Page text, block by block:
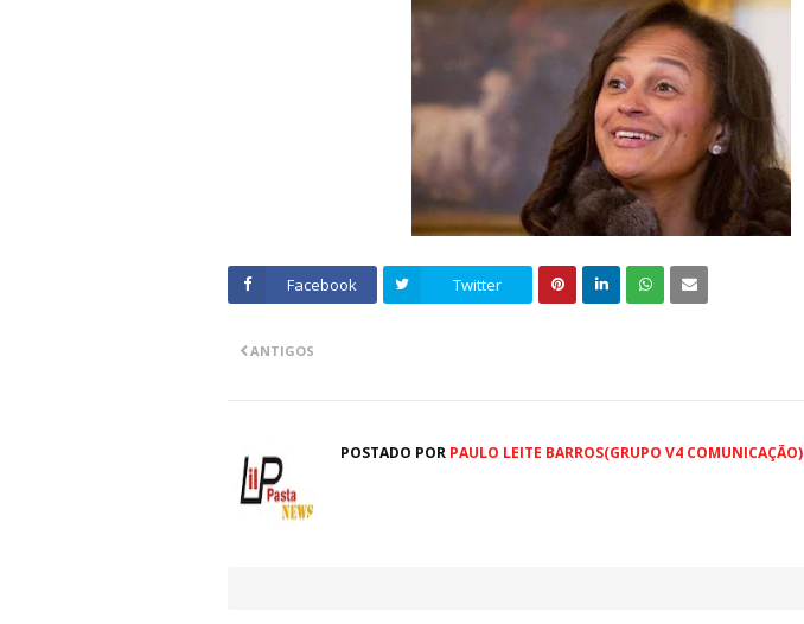
Facebook Twitter
ANTIGOS
POSTADO POR PAULO LEITE BARROS(GRUPO V4 COMUNICAÇÃO)